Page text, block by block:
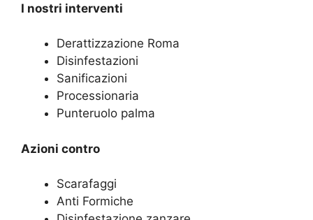
I nostri interventi
Derattizzazione Roma
Disinfestazioni
Sanificazioni
Processionaria
Punteruolo palma
Azioni contro
Scarafaggi
Anti Formiche